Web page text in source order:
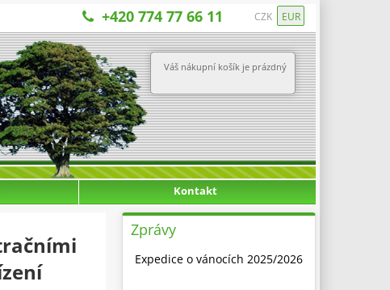
CZK EUR
+420 774 77 66 11
Váš nákupní košík je prázdný
Kontakt
Zprávy
Expedice o vánocích 2025/2026